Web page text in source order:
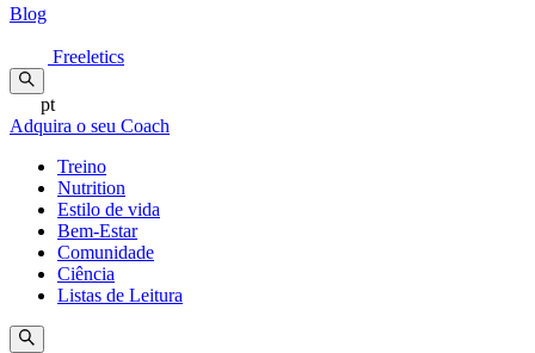
Blog
Freeletics
pt
Adquira o seu Coach
Treino
Nutrition
Estilo de vida
Bem-Estar
Comunidade
Ciência
Listas de Leitura